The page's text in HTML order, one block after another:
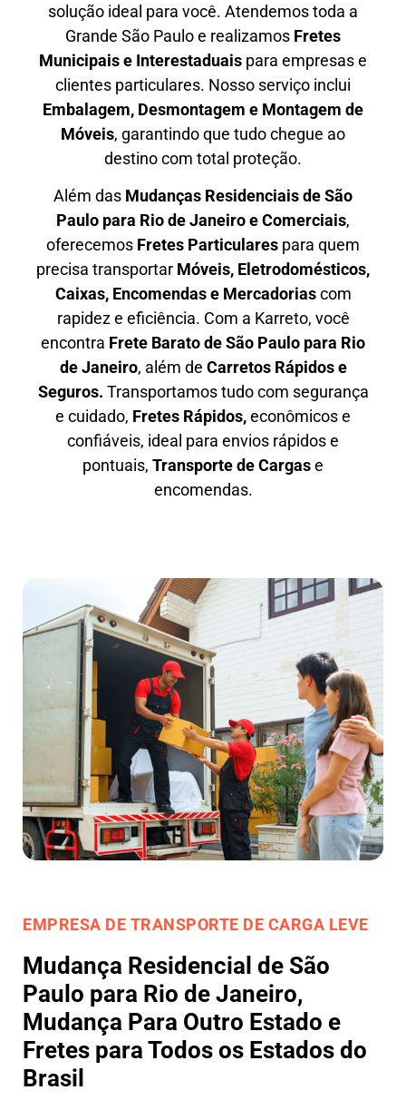
solução ideal para você. Atendemostoda a
Grande São Pauloe realizamos Fretes
Municipais e Interestaduais para empresas e
clientes particulares. Nosso serviço inclui
Embalagem, Desmontagem e Montagem de
Móveis, garantindo que tudo chegue ao
destino com total proteção.
Além das Mudanças Residenciais de São
Paulo para Rio de Janeiro e Comerciais,
oferecemos Fretes Particulares para quem
precisa transportar Móveis, Eletrodomésticos,
Caixas, Encomendas e Mercadoriascom
rapidez e eficiência. Com a Karreto, você
encontra Frete Baratode São Paulo para Rio
de Janeiro, além de Carretos Rápidos e
Seguros. Transportamos tudo com segurança
e cuidado, Fretes Rápidos,econômicos e
confiáveis, ideal para envios rápidos e
pontuais, Transporte de Cargase
encomendas.
EMPRESA DE TRANSPORTE DE CARGA LEVE
Mudança Residencial de São
Paulo para Rio de Janeiro,
Mudança Para Outro Estado e
Fretes para Todos os Estados do
Brasil